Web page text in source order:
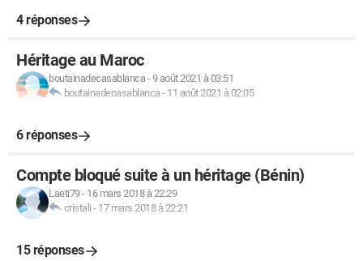
4 réponses
Héritage au Maroc
boutainadecasablanca-9 août 2021 à 03:51
boutainadecasablanca - 11 août 2021 à 02:05
6 réponses
Compte bloqué suite à un héritage (Bénin)
Laeti79- 16 mars 2018 à 22:29
cristali - 17 mars 2018 à 22:21
15 réponses